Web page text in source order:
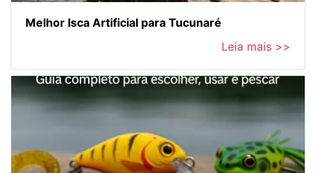
Melhor Isca Artificial para Tucunaré
Leia mais >>